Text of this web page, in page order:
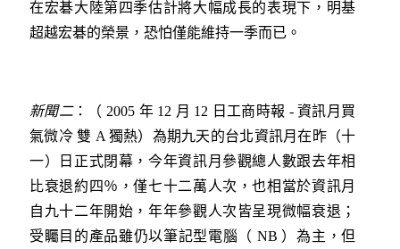
在宏碁大陸第四季估計將大幅成長的表現下，明基
超越宏碁的榮景，恐怕僅能維持一季而已。
新聞二：（ 2005 年 12 月 12 日工商時報 - 資訊月買
氣微冷 雙 A 獨熱）為期九天的台北資訊月在昨（十
一）日正式閉幕，今年資訊月參觀總人數跟去年相
比衰退約四％，僅七十二萬人次，也相當於資訊月
自九十二年開始，年年參觀人次皆呈現微幅衰退；
受矚目的產品雖仍以筆記型電腦（ NB ）為主，但